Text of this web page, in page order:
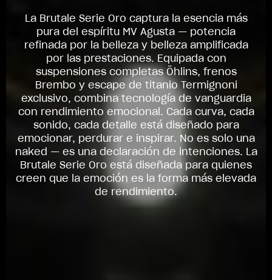
La Brutale Serie Oro captura la esencia más
pura del espíritu MV Agusta — potencia
refinada por la belleza y belleza amplificada
por las prestaciones. Equipada con
suspensiones completas Öhlins, frenos
Brembo y escape de titanio Termignoni
exclusivo, combina tecnología de vanguardia
con rendimiento emocional. Cada curva, cada
sonido, cada detalle está diseñado para
emocionar, perdurar e inspirar. No es solo una
naked — es una declaración de intenciones. La
Brutale Serie Oro está diseñada para quienes
creen que la emoción es la forma más elevada
de rendimiento.